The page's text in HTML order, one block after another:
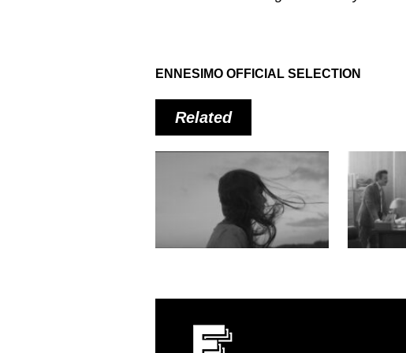
ENNESIMO OFFICIAL SELECTION
Related